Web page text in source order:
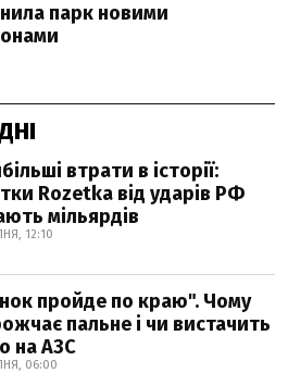
парк новими
втрати в історії:
Rozetka від ударів РФ
мільярдів
12:10
пройде по краю". Чому
пальне і чи вистачить
на АЗС
06:00